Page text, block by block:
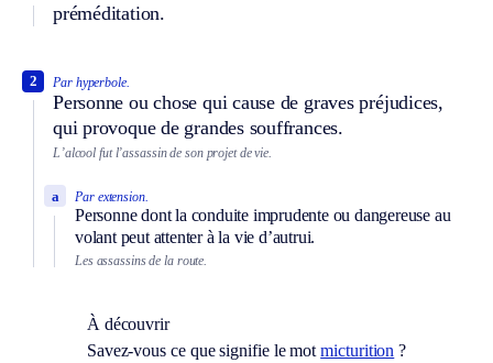
préméditation.
Par hyperbole.
Personne ou chose qui cause de graves préjudices,
qui provoque de grandes souffrances.
2
L’alcool fut l’assassin de son projet de vie.
Par extension.
Personne dont la conduite imprudente ou dangereuse au
volant peut attenter à la vie d’autrui.
a
Les assassins de la route.
À découvrir
Savez-vous ce que signifie le motmicturition ?